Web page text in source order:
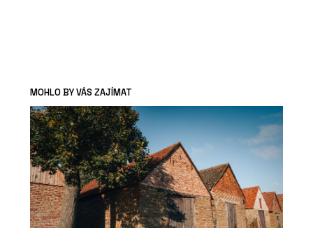
MOHLO BY VÁS ZAJÍMAT